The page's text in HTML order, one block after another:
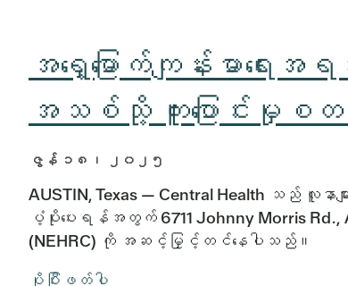
အရှေ့မြောက်ကျန်းမာရေး
အသစ်သို့ ကူးပြောင်းမှု
ဇွန် ၁၈၊ ၂၀၂၅
AUSTIN, Texas — Central Health သည် လူနာမ
ပံ့ပိုးပေးရန်အတွက် 6711 Johnny Morris Rd.,
(NEHRC) ကို အဆင့်မြှင့်တင်နေပါသည်။
ပိုပြီးဖတ်ပါ